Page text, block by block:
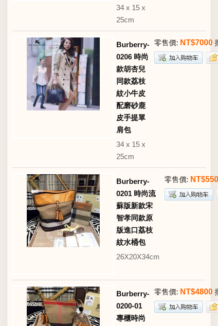
34 x 15 x
25cm
Burberry-
0206 時尚
款胡杏兒
同款荔枝
紋小牛皮
配磨砂鹿
皮手提單
肩包
34 x 15 x
25cm
零售價: NT$7000
Burberry-
0201 時尚流
蘇版新款宋
智孝同款原
版進口荔枝
紋水桶包
26X20X34cm
零售價:
Burberry-
0200-01
專櫃時尚
零售價: NT$4800